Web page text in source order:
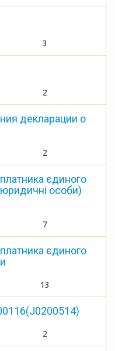
3
2
декларации о
2
єдиного
особи)
7
єдиного
13
2